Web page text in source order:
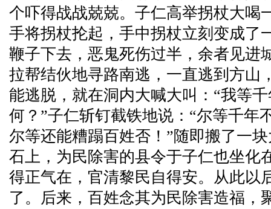
个吓得战战兢兢。子仁高举拐杖大喝
手将拐杖抡起，手中拐杖立刻变成了
鞭子下去，恶鬼死伤过半，余者见进
拉帮结伙地寻路南逃，一直逃到方山
能逃脱，就在洞内大喊大叫：“我等
何？”子仁斩钉截铁地说：“尔等千年
尔等还能糟蹋百姓否！”随即搬了一
石上，为民除害的县令于子仁也坐化
得正气在，官清黎民自得安。从此以
了。后来，百姓念其为民除害造福，